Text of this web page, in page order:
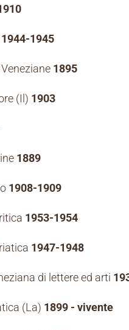
1944-1945
1895
(Il) 1903
1889
1908-1909
1953-1954
1947-1948
di lettere ed arti
(La) 1899 - vivente